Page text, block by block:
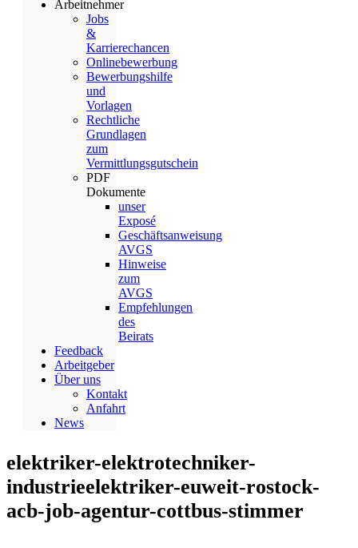
Arbeitnehmer
Jobs
&
Karrierechancen
Onlinebewerbung
Bewerbungshilfe
und
Vorlagen
Rechtliche
Grundlagen
zum
Vermittlungsgutschein
PDF
Dokumente
unser
Exposé
Geschäftsanweisung
AVGS
Hinweise
zum
AVGS
Empfehlungen
des
Beirats
Feedback
Arbeitgeber
Über uns
Kontakt
Anfahrt
News
elektriker-elektrotechniker-
industrieelektriker-euweit-rostock-
acb-job-agentur-cottbus-stimmer